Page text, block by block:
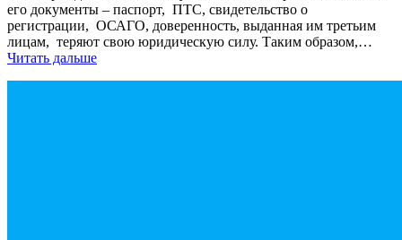
его документы – паспорт, ПТС, свидетельство о
регистрации, ОСАГО, доверенность, выданная им третьим
лицам, теряют свою юридическую силу. Таким образом,…
Читать дальше